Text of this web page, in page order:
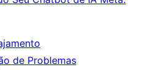
de Problemas